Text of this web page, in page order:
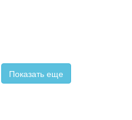
Показать еще